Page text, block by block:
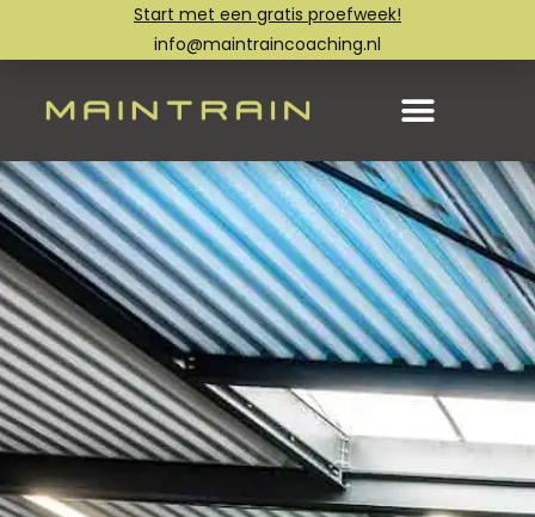
Start met een gratis proefweek!
info@maintraincoaching.nl